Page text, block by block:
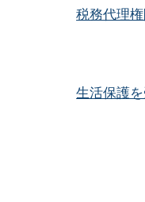
税務代理
生活保護